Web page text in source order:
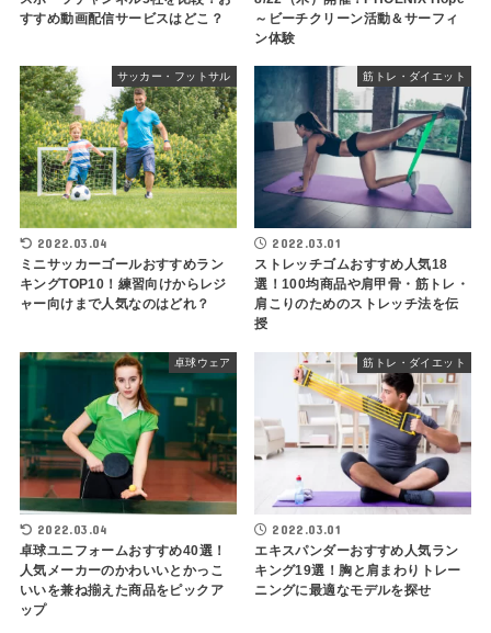
すすめ動画配信サービスはどこ？
～ビーチクリーン活動＆サーフィ
ン体験
サッカー・フットサル
2022.03.04
ミニサッカーゴールおすすめラン
キングTOP10！練習向けからレジ
ャー向けまで人気なのはどれ？
筋トレ・ダイエット
2022.03.01
ストレッチゴムおすすめ人気18
選！100均商品や肩甲骨・筋トレ・
肩こりのためのストレッチ法を伝
授
卓球ウェア
2022.03.04
卓球ユニフォームおすすめ40選！
人気メーカーのかわいいとかっこ
いいを兼ね揃えた商品をピックア
ップ
筋トレ・ダイエット
2022.03.01
エキスパンダーおすすめ人気ラン
キング19選！胸と肩まわりトレー
ニングに最適なモデルを探せ